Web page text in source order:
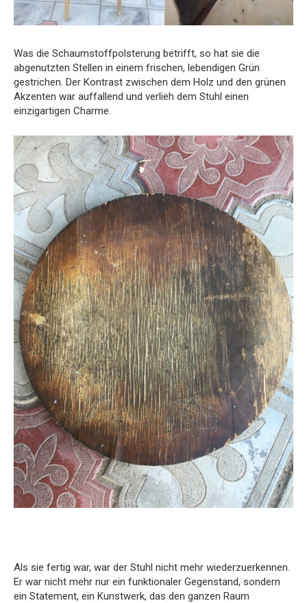
Was die Schaumstoffpolsterung betrifft, so hat sie die
abgenutzten Stellen in einem frischen, lebendigen Grün
gestrichen. Der Kontrast zwischen dem Holz und den grünen
Akzenten war auffallend und verlieh dem Stuhl einen
einzigartigen Charme.
Als sie fertig war, war der Stuhl nicht mehr wiederzuerkennen.
Er war nicht mehr nur ein funktionaler Gegenstand, sondern
ein Statement, ein Kunstwerk, das den ganzen Raum